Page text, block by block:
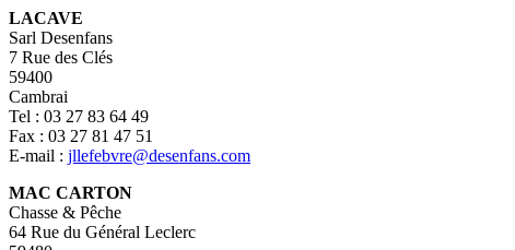
LACAVE
Sarl Desenfans
7 Rue des Clés
59400
Cambrai
Tel : 03 27 83 64 49
Fax : 03 27 81 47 51
E-mail : jllefebvre@desenfans.com
MAC CARTON
Chasse & Pêche
64 Rue du Général Leclerc